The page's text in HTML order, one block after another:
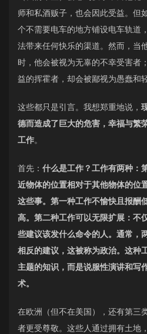
师和私酒贩子，也会因此受益。但
个不需要电车的地方铺设电车轨道
法带来任何快乐的渠道。然而，当
时，他会被视为无辜的不幸受害者
益的挥霍者，却会被鄙视为愚蠢和
这些都只是引言。我想郑重地说，
德而造成了巨大的危害，幸福与繁
工作。
首先： 什么是工作？工作有两种：
近物体的位置相对于其他物体的位
这些事。第一种工作不愉快且报酬
高。第二种工作可以无限扩展：不
些建议该发什么命令的人。通常，
相反的建议，这被称为政治。这种
主题的知识，而是说服性演讲和写
术。
在欧洲（但不在美国），还有第三
者更受尊敬。这些人通过拥有土地